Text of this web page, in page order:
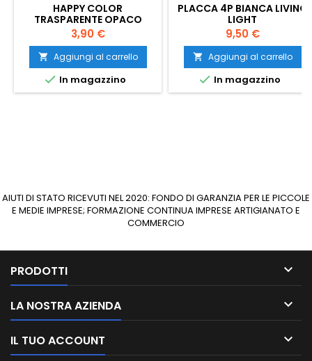
HAPPY COLOR
TRASPARENTE OPACO
Prezzo
3,90 €
 Aggiungi al carrello
 In magazzino
PLACCA 4P BIANCA LIVING
LIGHT
Prezzo
9,50 €
 Aggiungi al carrello
 In magazzino
AIUTI DI STATO RICEVUTI NEL 2020: FONDO DI GARANZIA PER LE PICCOLE
E MEDIE IMPRESE; FORMAZIONE CONTINUA IMPRESE ARTIGIANATO E
COMMERCIO
PRODOTTI 
LA NOSTRA AZIENDA 
IL TUO ACCOUNT 